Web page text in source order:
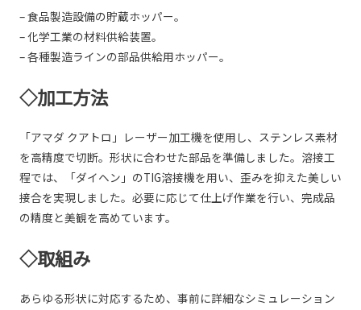
– 食品製造設備の貯蔵ホッパー。
– 化学工業の材料供給装置。
– 各種製造ラインの部品供給用ホッパー。
◇加工方法
「アマダ クアトロ」レーザー加工機を使用し、ステンレス素材
を高精度で切断。形状に合わせた部品を準備しました。溶接工
程では、「ダイヘン」のTIG溶接機を用い、歪みを抑えた美しい
接合を実現しました。必要に応じて仕上げ作業を行い、完成品
の精度と美観を高めています。
◇取組み
あらゆる形状に対応するため、事前に詳細なシミュレーション